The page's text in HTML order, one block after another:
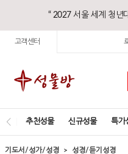
“ 2027 서울 세계 청년
고객센터
추천성물 신규성물 특가
기도서/성가/성경 성경/듣기성경